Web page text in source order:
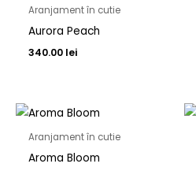
Aranjament în cutie
Aurora Peach
340.00 lei
Aranjament în cutie
Aroma Bloom